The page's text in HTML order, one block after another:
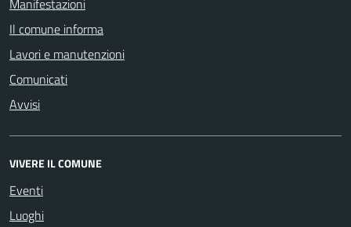
Manifestazioni
Il comune informa
Lavori e manutenzioni
Comunicati
Avvisi
VIVERE IL COMUNE
Eventi
Luoghi